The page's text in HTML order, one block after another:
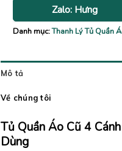
Zalo: Hưng
Danh mục:Thanh Lý Tủ Quần
Mô tả
Về chúng tôi
Tủ Quần Áo Cũ 4
Dùng